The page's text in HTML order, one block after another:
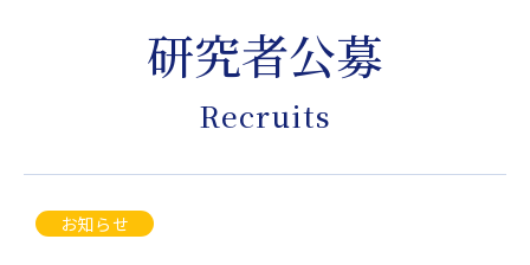
研究者公募
Recruits
お知らせ